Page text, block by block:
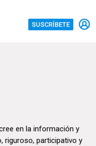
SUSCRÍBETE
en la información y
riguroso, participativo y